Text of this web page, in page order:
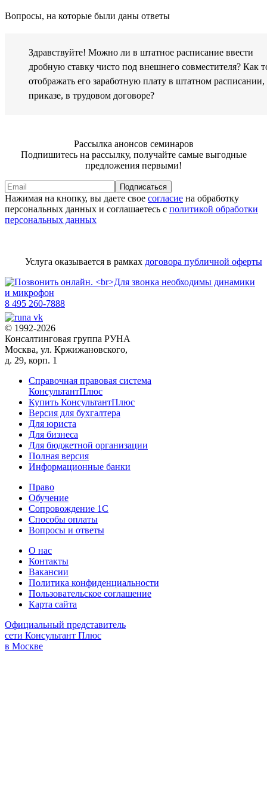
Вопросы, на которые были даны ответы
Здравствуйте! Можно ли в штатное расписание ввести
дробную ставку чисто под внешнего совместителя? Как
отображать его заработную плату в штатном расписании,
приказе, в трудовом договоре?
Рассылка анонсов семинаров
Подпишитесь на рассылку, получайте самые выгодные
предложения первыми!
Подписаться
Нажимая на кнопку, вы даете свое согласие на обработку
персональных данных и соглашаетесь с политикой обработки
персональных данных
Услуга оказывается в рамках договора публичной оферты
8 495 260-7888
© 1992-2026
Консалтинговая группа РУНА
Москва, ул. Кржижановского,
д. 29, корп. 1
Справочная правовая система
КонсультантПлюс
Купить КонсультантПлюс
Версия для бухгалтера
Для юриста
Для бизнеса
Для бюджетной организации
Полная версия
Информационные банки
Право
Обучение
Сопровождение 1С
Способы оплаты
Вопросы и ответы
О нас
Контакты
Вакансии
Политика конфиденциальности
Пользовательское соглашение
Карта сайта
Официальный представитель
сети Консультант Плюс
в Москве